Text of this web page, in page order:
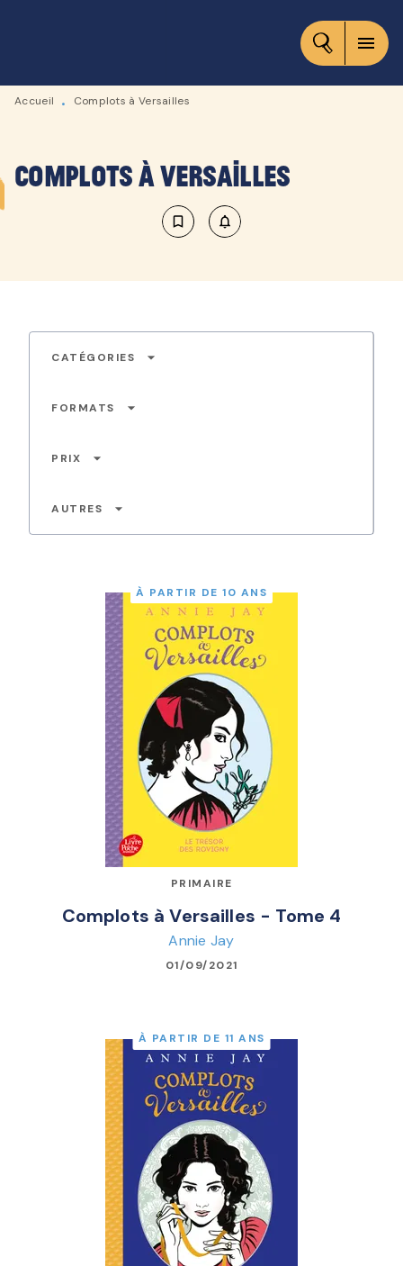
CONTENU
menu
Accueil • Complots à Versailles
Complots à Versailles
bookmark_border notifications_none_outlined
CATÉGORIES arrow_drop_down
FORMATS arrow_drop_down
PRIX arrow_drop_down
AUTRES arrow_drop_down
À PARTIR DE 10 ANS
PRIMAIRE
Complots à Versailles - Tome 4
Annie Jay
01/09/2021
À PARTIR DE 11 ANS